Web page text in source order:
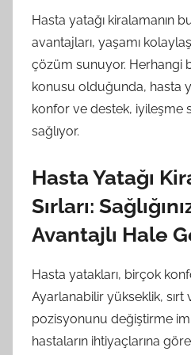
Hasta yatağı kiralamanın
avantajları, yaşamı
çözüm sunuyor. Herhangi
konusu olduğunda, hasta
konfor ve destek, iyileşme
sağlıyor.
Hasta Yatağı
Sırları:
Avantajlı Hale
Hasta yatakları, birçok
Ayarlanabilir yükseklik,
pozisyonunu değiştirme
hastaların ihtiyaçlarına